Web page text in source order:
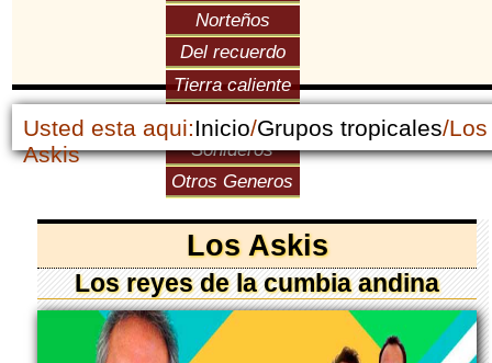
Norteños
Del recuerdo
Tierra caliente
Versátiles
Sonideros
Otros Generos
Usted esta aqui:Inicio/Grupos tropicales/Los
Askis
Los Askis
Los reyes de la cumbia andina